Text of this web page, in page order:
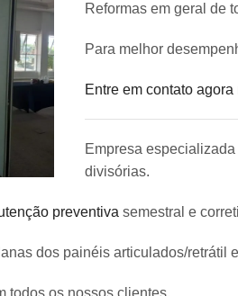
Reformas em geral de
Para melhor
Entre em contato
Empresa
divisórias.
preventiva semestral e
dos painéis articulados/